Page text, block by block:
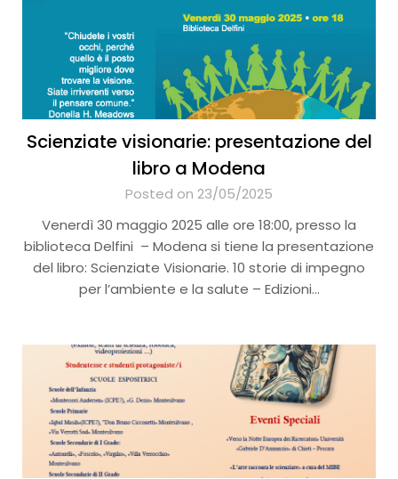
Scienziate visionarie: presentazione del
libro a Modena
Posted on 23/05/2025
Venerdì 30 maggio 2025 alle ore 18:00, presso la
biblioteca Delfini – Modena si tiene la presentazione
del libro: Scienziate Visionarie. 10 storie di impegno
per l’ambiente e la salute – Edizioni…